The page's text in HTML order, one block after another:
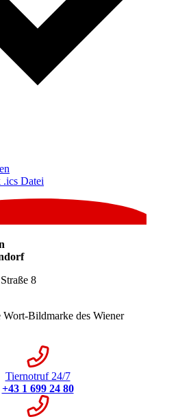
Datei
8
Bildmarke des Wiener
Tiernotruf 24/7
+43 1 699 24 80